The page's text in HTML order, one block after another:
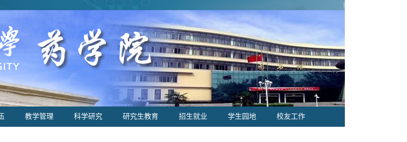
教学管理 科学研究 研究生教育 招生就业 学生园地 校友工作